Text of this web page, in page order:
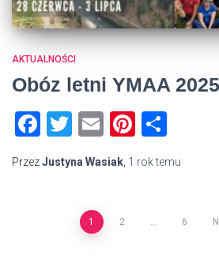
AKTUALNOŚCI
Obóz letni YMAA 2025
Facebook
Twitter
EmailPinterest
PrzezJustyna Wasiak, 1 roktemu
Stronicowanie
1 2 … 6